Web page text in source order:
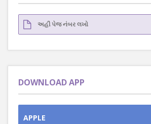
DOWNLOAD APP
APPLE